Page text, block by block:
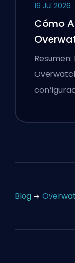
16 Jul 2026
Cómo
Blog